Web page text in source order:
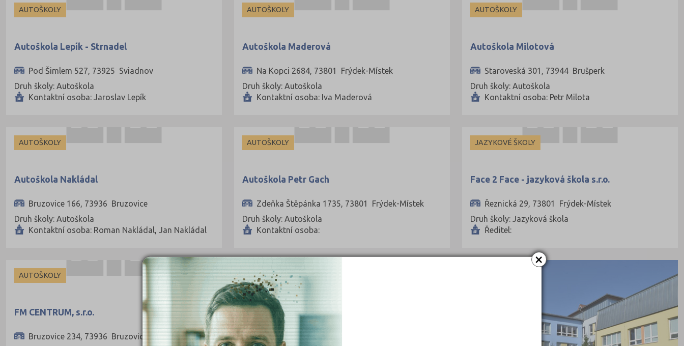
×
Jeseník (42)
Jihlava (94)
Karviná (145)
Kolín (77)
Kutná Hora (66)
Liberec (138)
Litoměřice (104)
Louny (72)
Mladá Boleslav (96)
Nymburk (89)
AUTOŠKOLY
Autoškola Lepík - Strnadel
Pod Šimlem 527, 73925 Sviadnov
Druh školy: Autoškola
Kontaktní osoba: Jaroslav Lepík
AUTOŠKOLY
Autoškola Maderová
Na Kopci 2684, 73801 Frýdek-Místek
Druh školy: Autoškola
Kontaktní osoba: Iva Maderová
AUTOŠKOLY
Autoškola Milotová
Staroveská 301, 73944 Brušperk
Druh školy: Autoškola
Kontaktní osoba: Petr Milota
AUTOŠKOLY
Autoškola Nakládal
Bruzovice 166, 73936 Bruzovice
Druh školy: Autoškola
Kontaktní osoba: Roman Nakládal, Jan Nakládal
AUTOŠKOLY
Autoškola Petr Gach
Zdeňka Štěpánka 1735, 73801 Frýdek-Místek
Druh školy: Autoškola
Kontaktní osoba:
JAZYKOVÉ ŠKOLY
Face 2 Face - jazyková škola s.r.o.
Řeznická 29, 73801 Frýdek-Místek
Druh školy: Jazyková škola
Ředitel:
AUTOŠKOLY
FM CENTRUM, s.r.o.
Bruzovice 234, 73936 Bruzovice
ZÁKLADNÍ ŠKOLY
GALILEO SCHOOL - bilingvní mateřská škola a
základní škola, s.r.o.
Jana Čapka 2555, 73801 Frýdek-Místek